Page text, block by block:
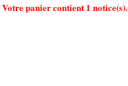
Votre panier contient 1 notice(s).